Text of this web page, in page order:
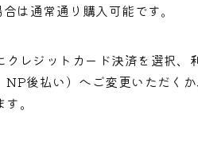
通常通り購入可能です。
レジットカード決済を選択、
後払い）へご変更いただく
。